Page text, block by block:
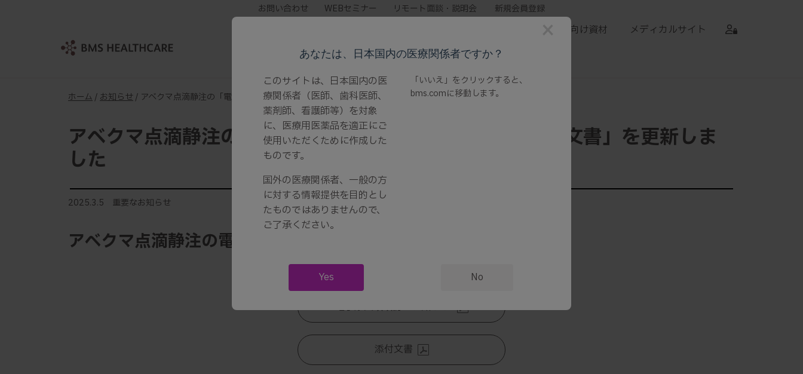
お問い合わせ WEBセミナー リモート面談・説明会 新規会員登録
患者向け資材 メディカルサイト
ホーム / お知らせ / アベクマ点滴静注の「電子添文改訂のお知らせ」、「添付文書」を更新しました
アベクマ点滴静注の「電子添文改訂のお知らせ」、「添付文書」を更新しま
した
2025.3.5 重要なお知らせ
アベクマ点滴静注の電子添文改訂のお知らせ
電子添文改改訂のお知らせ
添付文書
あなたは、日本国内の医療関係者ですか？
このサイトは、日本国内の医
療関係者（医師、歯科医師、
薬剤師、看護師等）を対象
に、医療用医薬品を適正にご
使用いただくために作成した
ものです。
国外の医療関係者、一般の方
に対する情報提供を目的とし
たものではありませんので、
ご了承ください。
「いいえ」をクリックすると、
bms.comに移動します。
Yes No